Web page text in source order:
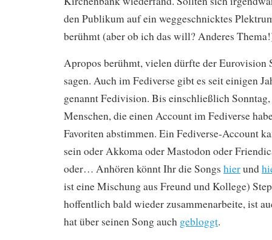
den Publikum auf ein weggeschnicktes
berühmt (aber ob ich das will? Anderes
Apropos berühmt, vielen dürfte der Eurovision
sagen. Auch im Fediverse gibt es seit einigen
genannt Fedivision. Bis einschließlich
Menschen, die einen Account im Fediverse
Favoriten abstimmen. Ein Fediverse-Account
sein oder Akkoma oder Mastodon oder
oder… Anhören könnt Ihr die Songs hierund
ist eine Mischung aus Freund und Kollege)
hoffentlich bald wieder zusammenarbeite, ist
hat über seinen Song auch gebloggt.